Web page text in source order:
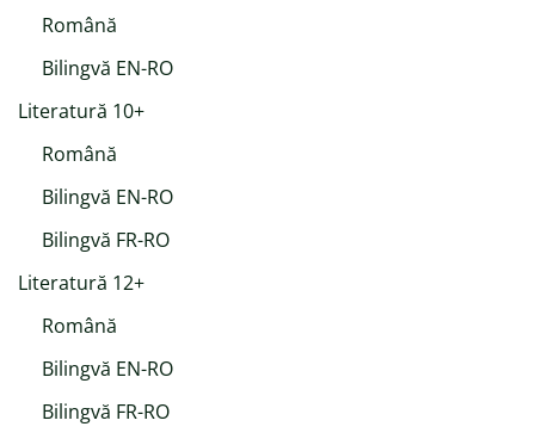
Română
Bilingvă EN-RO
Literatură 10+
Română
Bilingvă EN-RO
Bilingvă FR-RO
Literatură 12+
Română
Bilingvă EN-RO
Bilingvă FR-RO